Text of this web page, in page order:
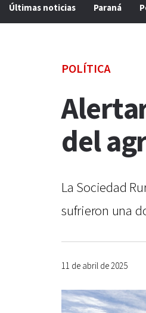
Últimas noticias Paraná
POLÍTICA
del
La Sociedad
sufrieron una
11 de abril de 2025